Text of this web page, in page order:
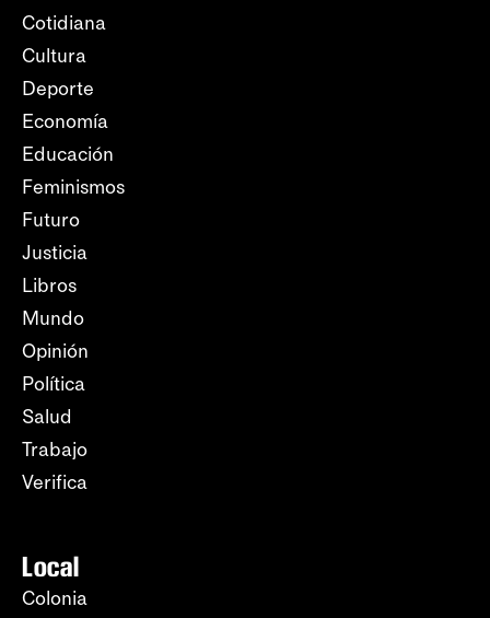
Cotidiana
Cultura
Deporte
Economía
Educación
Feminismos
Futuro
Justicia
Libros
Mundo
Opinión
Política
Salud
Trabajo
Verifica
Local
Colonia